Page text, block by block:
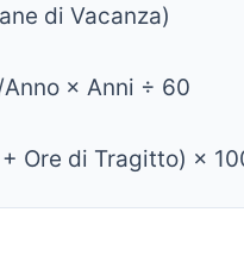
di Vacanza)
× Anni ÷ 60
Ore di Tragitto) ×